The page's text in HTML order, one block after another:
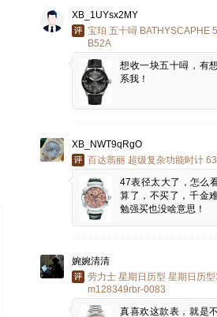
XB_1UYsx2MY
宝珀 五十噚 BATHYSCAPHE
B52A
想收一块五十噚，有
系我！
XB_NWT9qRgO
百达翡丽 超级复杂功能时计
47表径太大了，怎么
算了，不买了，千金
勉强买也没啥意思！
婉婉清清
劳力士 星期日历型 星期日历型
m128349rbr-0083
真喜欢这款表，就是